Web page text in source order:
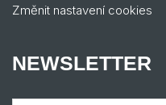
Změnit nastavení cookies
NEWSLETTER